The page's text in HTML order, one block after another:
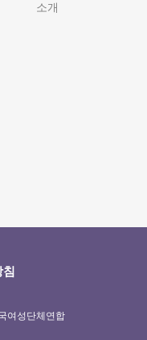
소개
여성단체연합